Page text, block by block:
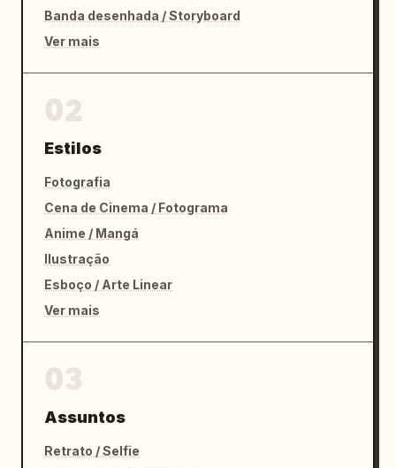
Banda desenhada / Storyboard
Ver mais
Estilos
Fotografia
Cena de Cinema / Fotograma
Anime / Mangá
Ilustração
Esboço / Arte Linear
Ver mais
Assuntos
Retrato / Selfie